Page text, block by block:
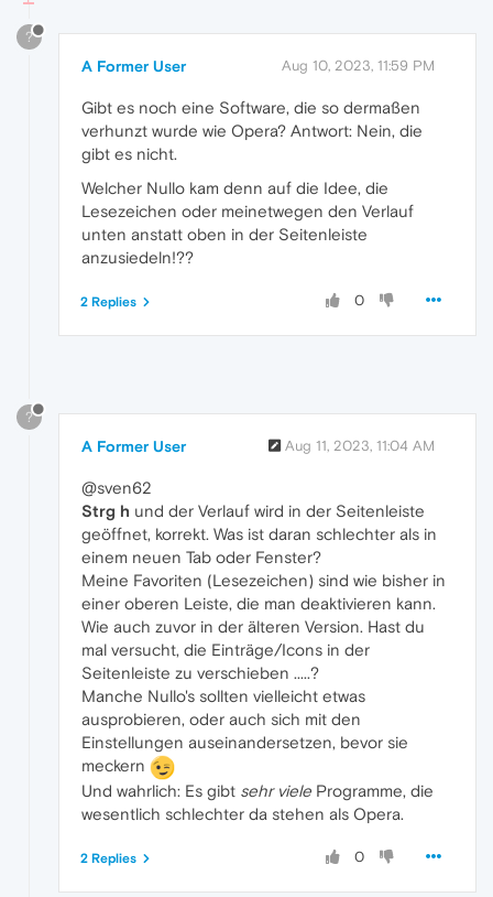
?
A Former User Aug 10, 2023, 11:59 PM
Gibt es noch eine Software, die so dermaßen
verhunzt wurde wie Opera? Antwort: Nein, die
gibt es nicht.
Welcher Nullo kam denn auf die Idee, die
Lesezeichen oder meinetwegen den Verlauf
unten anstatt oben in der Seitenleiste
anzusiedeln!??
0
2 Replies
?
A Former User Aug 11, 2023, 11:04 AM
@sven62
Strg h und der Verlauf wird in der Seitenleiste
geöffnet, korrekt. Was ist daran schlechter als in
einem neuen Tab oder Fenster?
Meine Favoriten (Lesezeichen) sind wie bisher in
einer oberen Leiste, die man deaktivieren kann.
Wie auch zuvor in der älteren Version. Hast du
mal versucht, die Einträge/Icons in der
Seitenleiste zu verschieben .....?
Manche Nullo's sollten vielleicht etwas
ausprobieren, oder auch sich mit den
Einstellungen auseinandersetzen, bevor sie
meckern
Und wahrlich: Es gibt sehr viele Programme, die
wesentlich schlechter da stehen als Opera.
0
2 Replies